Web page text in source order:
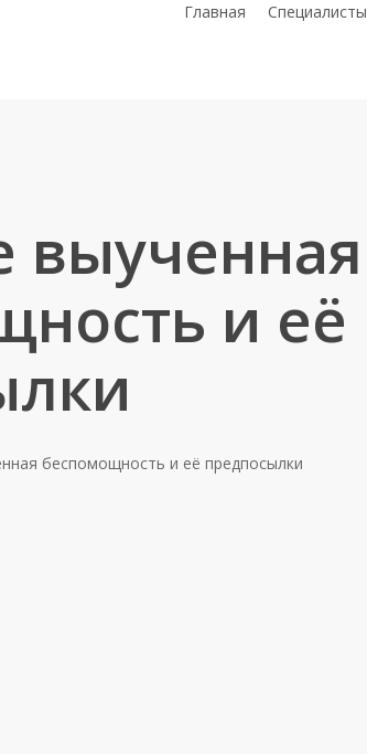
Главная Специалисты
выученная
и её
беспомощность и её предпосылки